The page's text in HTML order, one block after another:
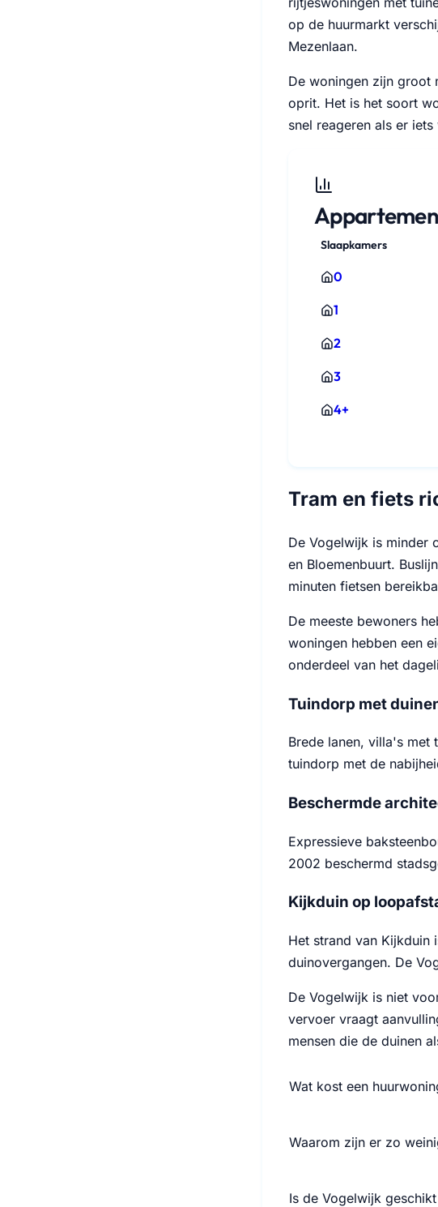
op de huurmarkt
Mezenlaan.
De woningen zijn groot
oprit. Het is het soort
snel reageren als er
Slaapkamers
0
1
2
3
4+
Tram en fiets
De Vogelwijk is minder
en Bloemenbuurt.
minuten fietsen
De meeste bewoners
woningen hebben een
onderdeel van het
Tuindorp met
Brede lanen, villa's met
tuindorp met de
Beschermde
Expressieve
2002 beschermd
Kijkduin op
Het strand van Kijkduin
duinovergangen. De
De Vogelwijk is niet
vervoer vraagt
mensen die de duinen
Wat kost een
Waarom zijn er zo
Is de Vogelwijk